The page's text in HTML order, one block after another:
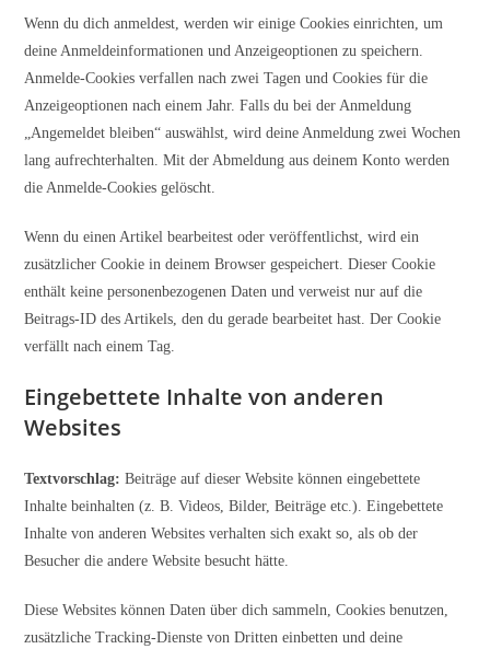
Wenn du dich anmeldest, werden wir einige Cookies einrichten, um
deine Anmeldeinformationen und Anzeigeoptionen zu speichern.
Anmelde-Cookies verfallen nach zwei Tagen und Cookies für die
Anzeigeoptionen nach einem Jahr. Falls du bei der Anmeldung
„Angemeldet bleiben“ auswählst, wird deine Anmeldung zwei Wochen
lang aufrechterhalten. Mit der Abmeldung aus deinem Konto werden
die Anmelde-Cookies gelöscht.
Wenn du einen Artikel bearbeitest oder veröffentlichst, wird ein
zusätzlicher Cookie in deinem Browser gespeichert. Dieser Cookie
enthält keine personenbezogenen Daten und verweist nur auf die
Beitrags-ID des Artikels, den du gerade bearbeitet hast. Der Cookie
verfällt nach einem Tag.
Eingebettete Inhalte von anderen
Websites
Textvorschlag:Beiträge auf dieser Website können eingebettete
Inhalte beinhalten (z. B. Videos, Bilder, Beiträge etc.). Eingebettete
Inhalte von anderen Websites verhalten sich exakt so, als ob der
Besucher die andere Website besucht hätte.
Diese Websites können Daten über dich sammeln, Cookies benutzen,
zusätzliche Tracking-Dienste von Dritten einbetten und deine